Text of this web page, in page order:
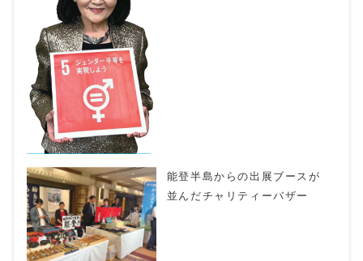
能登半島からの出展ブースが
並んだチャリティーバザー